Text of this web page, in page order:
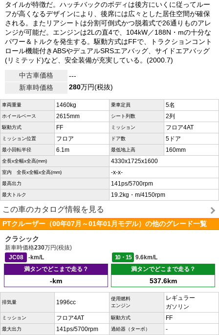
タイルが特徴だ。ハッチバックのボディは後方にいくに従ってルー
フが高くなるデザインにより、後席には広々とした居住空間が確保
される。またリアシートは分割可倒式かつ脱着式で26通りものアレ
ンジが可能だ。エンジンは2Lの直4で、104kW／188N・mの十分な
パワー＆トルクを発生する。駆動方式はFFで、トラクションコント
ロール機能付きABSやデュアルSRSエアバッグ、サイドエアバッグ
(リミテッド)など、安全装備が充実している。(2000.7)
中古車価格
---
新車時価格
280万円(税抜)
車両重量 1460kg 乗車定員 5名
ホイールベース 2615mm シート列数 2列
駆動方式 FF ミッション フロア4AT
ミッション位置 フロア ドア数 5ドア
最小回転半径 6.1m 最低地上高 160mm
全長x全幅x全高(mm) 4330x1725x1600
室内 全長x全幅x全高(mm) -x-x-
最高出力 141ps/5700rpm
最大トルク 19.2kg・m/4150rpm
この車のカタログ情報を見る
PTクルーザー（00年07月～01年01月モデル）の他のグレード一覧
クラシック
新車時価格230万円(税抜)
JC08
-km/L 10・15
9.6km/L
満タンでどこまで走る？
-km
満タンでどこまで走る？
537.6km
排気量 1996cc
使用燃料
エンジン
レギュラー
ガソリン
ミッション フロア4AT 駆動方式 FF
最大出力 141ps/5700rpm 過給器（ターボ） -